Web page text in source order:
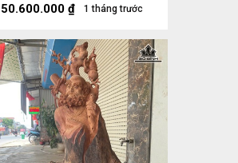
1 tháng trước
50.600.000 ₫